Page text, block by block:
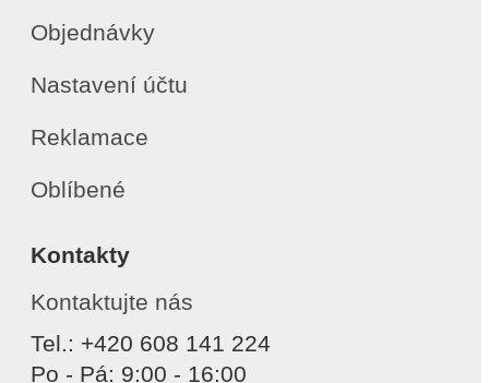
Objednávky
Nastavení účtu
Reklamace
Oblíbené
Kontakty
Kontaktujte nás
Tel.: +420 608 141 224
Po - Pá: 9:00 - 16:00